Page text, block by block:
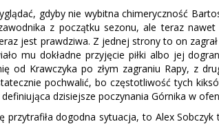
gdyby nie wybitna chimeryczność
z początku sezonu, ale teraz
jest prawdziwa. Z jednej strony to on
mu dokładne przyjęcie piłki albo jej
od Krawczyka po złym zagraniu Rapy, z
pochwalić, bo częstotliwość tych
dzisiejsze poczynania Górnika w
przytrafiła dogodna sytuacja, to Alex